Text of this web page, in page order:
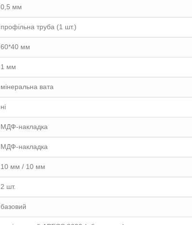
0,5 мм
профільна труба (1 шт.)
60*40 мм
1 мм
мінеральна вата
ні
МДФ-накладка
МДФ-накладка
10 мм / 10 мм
2 шт.
базовий